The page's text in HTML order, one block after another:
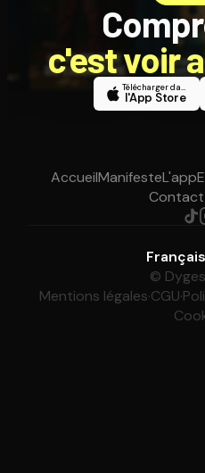
c'est voir
Télécharger dans
l'App Store
AccueilManifesteL'app
Français
©
Mentions légales·CGU·